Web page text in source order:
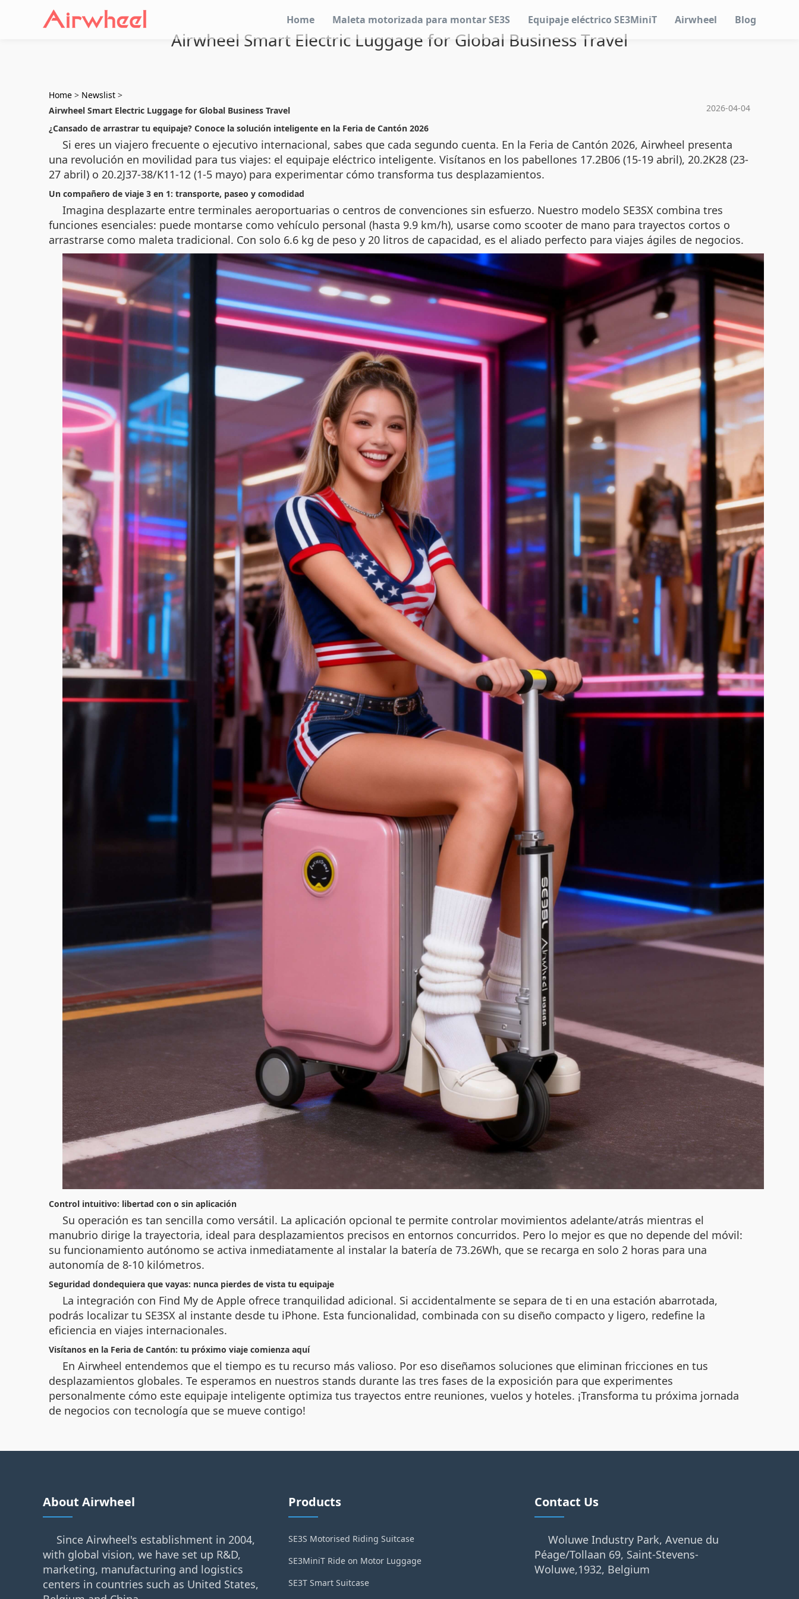
Home Maleta motorizada para montar SE3S Equipaje eléctrico SE3MiniT Airwheel Blog
Airwheel Smart Electric Luggage for Global Business Travel
Home > Newslist >
2026-04-04
Airwheel Smart Electric Luggage for Global Business Travel
¿Cansado de arrastrar tu equipaje? Conoce la solución inteligente en la Feria de Cantón 2026
Si eres un viajero frecuente o ejecutivo internacional, sabes que cada segundo cuenta. En la Feria de Cantón 2026, Airwheel presenta
una revolución en movilidad para tus viajes: el equipaje eléctrico inteligente. Visítanos en los pabellones 17.2B06 (15-19 abril), 20.2K28 (23-
27 abril) o 20.2J37-38/K11-12 (1-5 mayo) para experimentar cómo transforma tus desplazamientos.
Un compañero de viaje 3 en 1: transporte, paseo y comodidad
Imagina desplazarte entre terminales aeroportuarias o centros de convenciones sin esfuerzo. Nuestro modelo SE3SX combina tres
funciones esenciales: puede montarse como vehículo personal (hasta 9.9 km/h), usarse como scooter de mano para trayectos cortos o
arrastrarse como maleta tradicional. Con solo 6.6 kg de peso y 20 litros de capacidad, es el aliado perfecto para viajes ágiles de negocios.
Control intuitivo: libertad con o sin aplicación
Su operación es tan sencilla como versátil. La aplicación opcional te permite controlar movimientos adelante/atrás mientras el
manubrio dirige la trayectoria, ideal para desplazamientos precisos en entornos concurridos. Pero lo mejor es que no depende del móvil:
su funcionamiento autónomo se activa inmediatamente al instalar la batería de 73.26Wh, que se recarga en solo 2 horas para una
autonomía de 8-10 kilómetros.
Seguridad dondequiera que vayas: nunca pierdes de vista tu equipaje
La integración con Find My de Apple ofrece tranquilidad adicional. Si accidentalmente se separa de ti en una estación abarrotada,
podrás localizar tu SE3SX al instante desde tu iPhone. Esta funcionalidad, combinada con su diseño compacto y ligero, redefine la
eficiencia en viajes internacionales.
Visítanos en la Feria de Cantón: tu próximo viaje comienza aquí
En Airwheel entendemos que el tiempo es tu recurso más valioso. Por eso diseñamos soluciones que eliminan fricciones en tus
desplazamientos globales. Te esperamos en nuestros stands durante las tres fases de la exposición para que experimentes
personalmente cómo este equipaje inteligente optimiza tus trayectos entre reuniones, vuelos y hoteles. ¡Transforma tu próxima jornada
de negocios con tecnología que se mueve contigo!
About Airwheel
Since Airwheel's establishment in 2004,
with global vision, we have set up R&D,
marketing, manufacturing and logistics
centers in countries such as United States,
Products
SE3S Motorised Riding Suitcase
SE3MiniT Ride on Motor Luggage
SE3T Smart Suitcase
Contact Us
Woluwe Industry Park, Avenue du
Péage/Tollaan 69, Saint-Stevens-
Woluwe,1932, Belgium